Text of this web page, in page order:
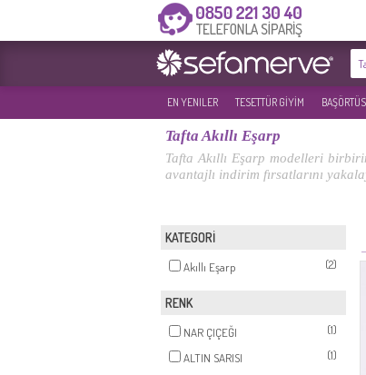
EN YENILER TESETTÜR GİYİM
Tafta Akıllı Eşarp
Tafta Akıllı Eşarp modelleri
avantajlı indirim fırsatlarını
KATEGORİ
Akıllı Eşarp (2)
RENK
NAR ÇIÇEĞI
(1)
ALTIN SARISI
(1)